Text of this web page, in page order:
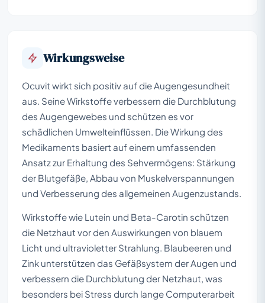
Wirkungsweise
Ocuvit wirkt sich positiv auf die Augengesundheit
aus. Seine Wirkstoffe verbessern die Durchblutung
des Augengewebes und schützen es vor
schädlichen Umwelteinflüssen. Die Wirkung des
Medikaments basiert auf einem umfassenden
Ansatz zur Erhaltung des Sehvermögens: Stärkung
der Blutgefäße, Abbau von Muskelverspannungen
und Verbesserung des allgemeinen Augenzustands.
Wirkstoffe wie Lutein und Beta-Carotin schützen
die Netzhaut vor den Auswirkungen von blauem
Licht und ultravioletter Strahlung. Blaubeeren und
Zink unterstützen das Gefäßsystem der Augen und
verbessern die Durchblutung der Netzhaut, was
besonders bei Stress durch lange Computerarbeit